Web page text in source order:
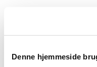
Denne hjemmeside
Har du spørgsmål, er